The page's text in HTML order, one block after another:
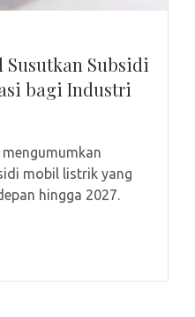
Subsidi
bagi Industri
mobil listrik yang
hingga 2027.